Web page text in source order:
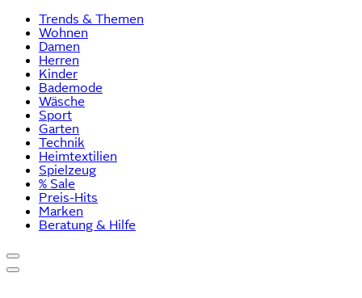
Trends & Themen
Wohnen
Damen
Herren
Kinder
Bademode
Wäsche
Sport
Garten
Technik
Heimtextilien
Spielzeug
% Sale
Preis-Hits
Marken
Beratung & Hilfe